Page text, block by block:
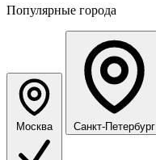
Популярные города
Москва Санкт-Петербург